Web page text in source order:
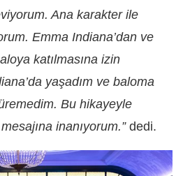
Ana karakter ile
Emma Indiana’dan ve
katılmasına izin
yaşadım ve baloma
Bu hikayeyle
inanıyorum.”dedi.